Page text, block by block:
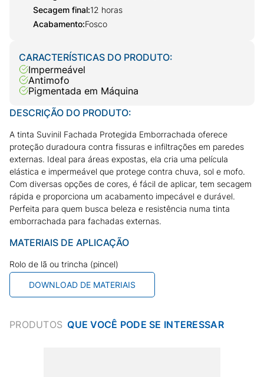
Secagem final:12 horas
Acabamento:Fosco
CARACTERÍSTICAS DO PRODUTO:
Impermeável
Antimofo
Pigmentada em Máquina
DESCRIÇÃO DO PRODUTO:
A tinta Suvinil Fachada Protegida Emborrachada oferece
proteção duradoura contra fissuras e infiltrações em paredes
externas. Ideal para áreas expostas, ela cria uma película
elástica e impermeável que protege contra chuva, sol e mofo.
Com diversas opções de cores, é fácil de aplicar, tem secagem
rápida e proporciona um acabamento impecável e durável.
Perfeita para quem busca beleza e resistência numa tinta
emborrachada para fachadas externas.
MATERIAIS DE APLICAÇÃO
Rolo de lã ou trincha (pincel)
DOWNLOAD DE MATERIAIS
PRODUTOS